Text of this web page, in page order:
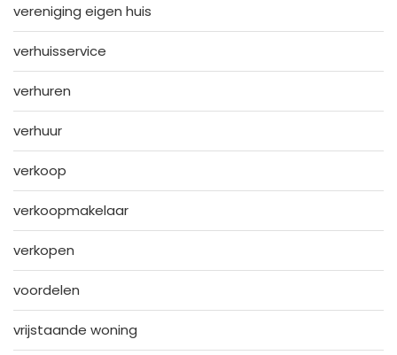
vereniging eigen huis
verhuisservice
verhuren
verhuur
verkoop
verkoopmakelaar
verkopen
voordelen
vrijstaande woning